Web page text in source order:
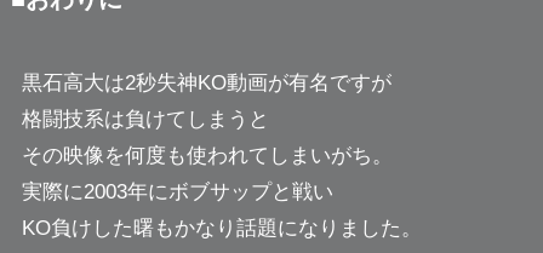
黒石高大は2秒失神KO動画が有名ですが
格闘技系は負けてしまうと
その映像を何度も使われてしまいがち。
実際に2003年にボブサップと戦い
KO負けした曙もかなり話題になりました。